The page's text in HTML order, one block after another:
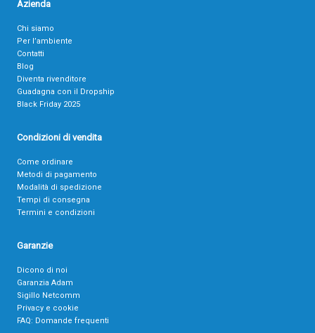
Azienda
Chi siamo
Per l’ambiente
Contatti
Blog
Diventa rivenditore
Guadagna con il Dropship
Black Friday 2025
Condizioni di vendita
Come ordinare
Metodi di pagamento
Modalità di spedizione
Tempi di consegna
Termini e condizioni
Garanzie
Dicono di noi
Garanzia Adam
Sigillo Netcomm
Privacy e cookie
FAQ: Domande frequenti